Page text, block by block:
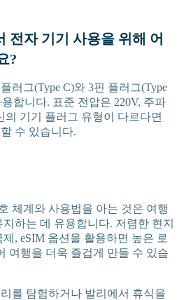
전자 기기 사용을 위해 어
?
러그(Type C)와 3핀 플러그(Type
합니다. 표준 전압은 220V, 주파
의 기기 플러그 유형이 다르다면
수 있습니다.
체계와 사용법을 아는 것은 여행
하는 데 유용합니다. 저렴한 현지
, eSIM 옵션을 활용하면 높은 로
여행을 더욱 즐겁게 만들 수 있습
를 탐험하거나 발리에서 휴식을